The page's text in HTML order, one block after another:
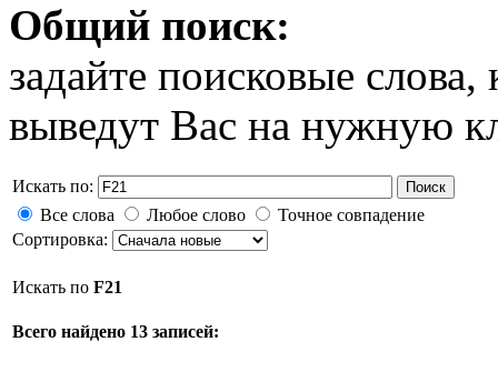
Общий поиск:
задайте поисковые
выведут Вас на нужную
Искать по: Поиск
Все слова Любое слово
Точное совпадение
Сортировка:
Искать по F21
Всего найдено 13 записей: